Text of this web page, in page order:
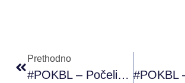
Prethodno
#POKBL – Počeli Smo Sa Prvim Modulom #PAOR Programa (14.02.2020.)